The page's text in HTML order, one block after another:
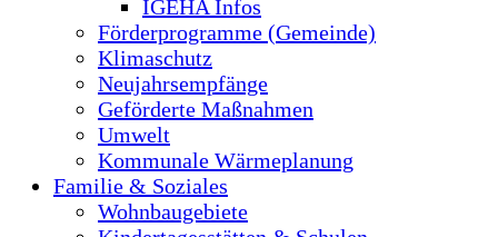
IGEHA Infos
Förderprogramme (Gemeinde)
Klimaschutz
Neujahrsempfänge
Geförderte Maßnahmen
Umwelt
Kommunale Wärmeplanung
Familie & Soziales
Wohnbaugebiete